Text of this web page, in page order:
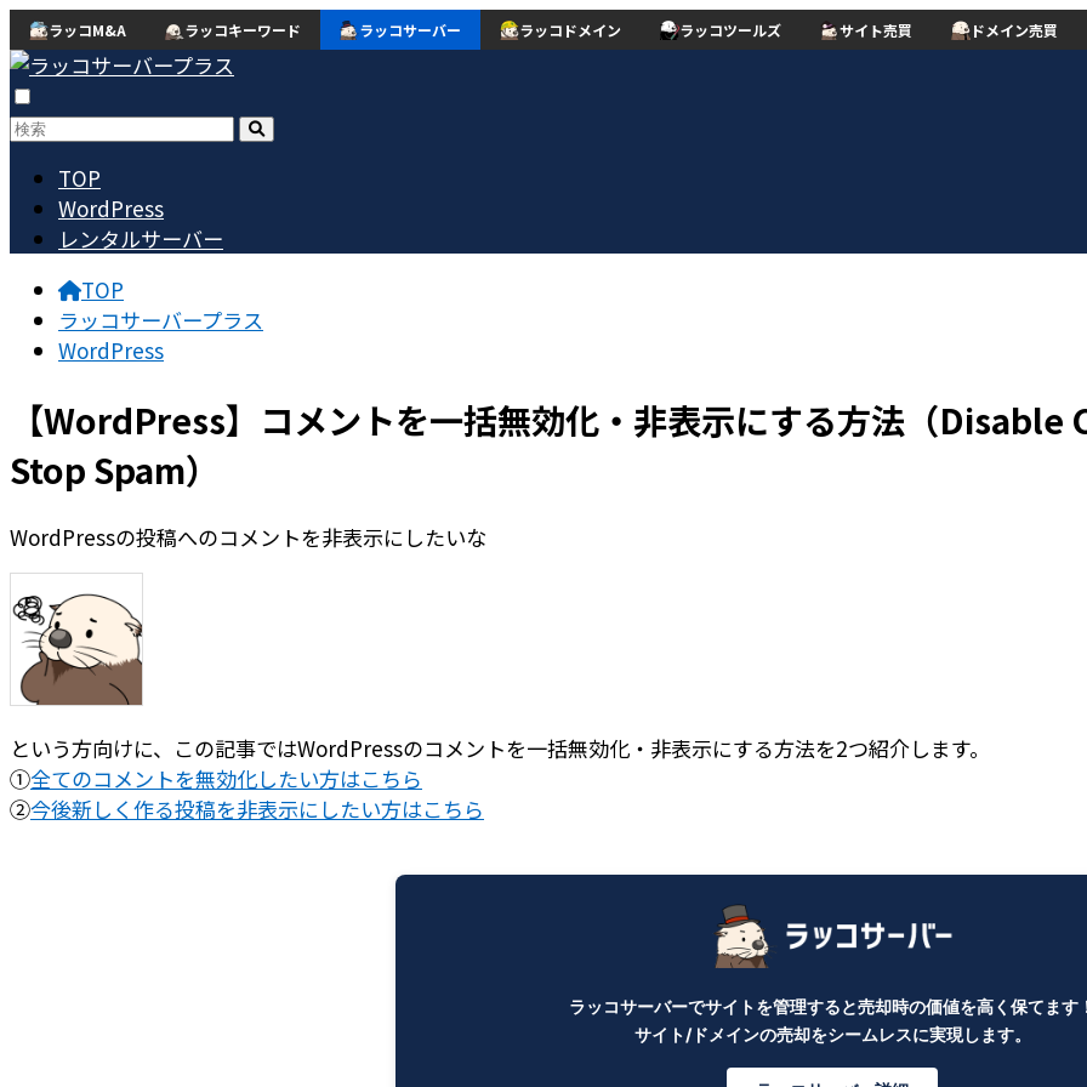
ラッコM&A ラッコキーワード ラッコサーバー ラッコドメイン ラッコツールズ サイト売買 ドメイン売買
TOP
WordPress
レンタルサーバー
TOP
ラッコサーバープラス
WordPress
【WordPress】コメントを一括無効化・非表示にする方法（
Stop Spam）
WordPressの投稿へのコメントを非表示にしたいな
という方向けに、この記事ではWordPressのコメントを一括無効化・非表示にする方法を2つ紹介します。
①全てのコメントを無効化したい方はこちら
②今後新しく作る投稿を非表示にしたい方はこちら
ラッコサーバーでサイトを管理すると売却時の価値を高く保てます
サイト/ドメインの売却をシームレスに実現します。